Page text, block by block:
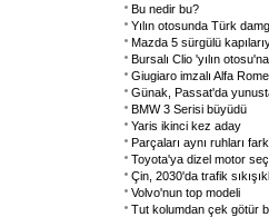
Bu nedir bu?
Yılın otosunda Türk
Mazda 5 sürgülü
Bursalı Clio 'yılın
Giugiaro imzalı Alfa
Günak, Passat'da
BMW 3 Serisi büyüdü
Yaris ikinci kez aday
Parçaları aynı ruhları
Toyota'ya dizel motor
Çin, 2030'da trafik
Volvo'nun top modeli
Tut kolumdan çek götür